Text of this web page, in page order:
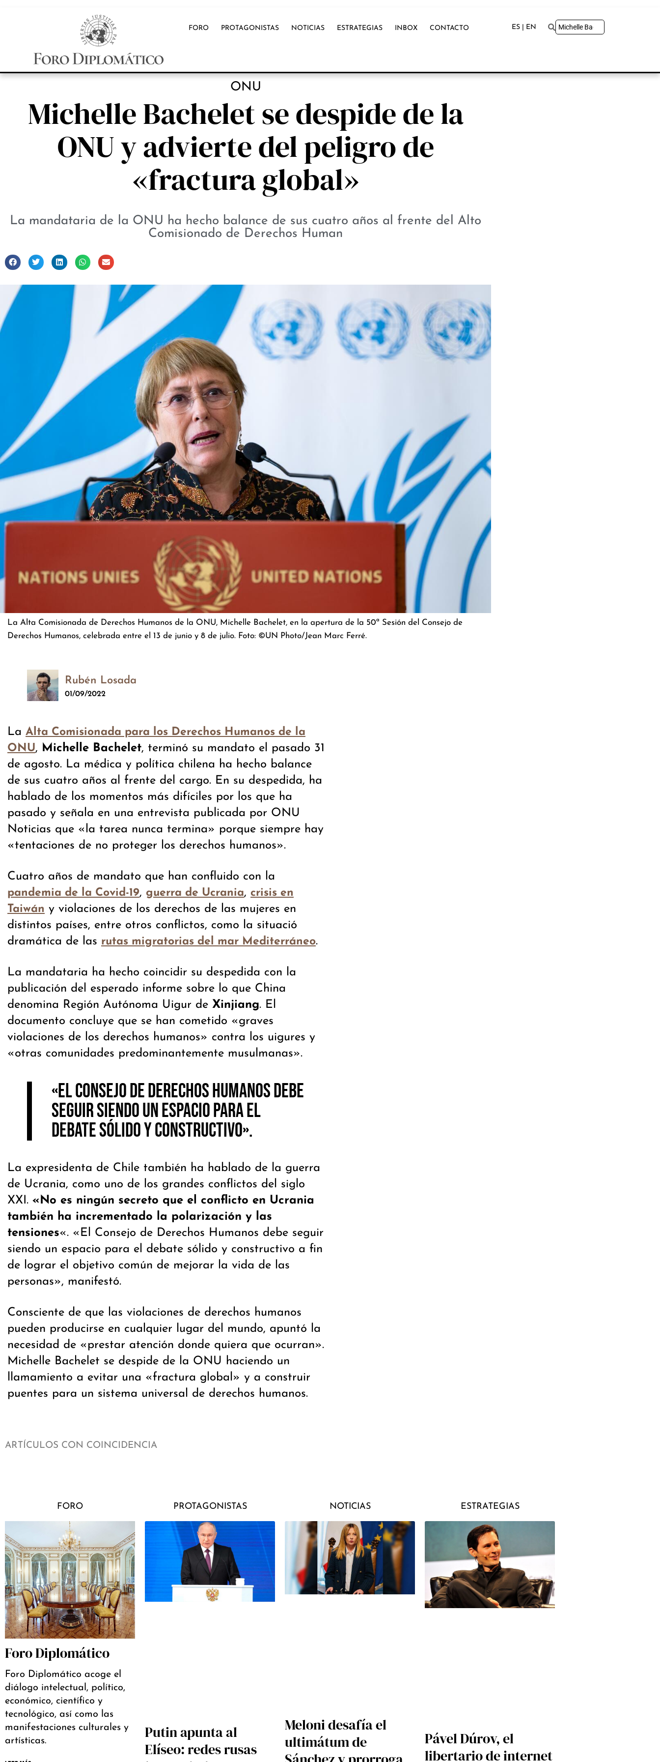
FORO PROTAGONISTAS NOTICIAS ESTRATEGIAS INBOX CONTACTO ES | EN
ONU
Michelle Bachelet se despide de la
ONU y advierte del peligro de
«fractura global»
La mandataria de la ONU ha hecho balance de sus cuatro años al frente del Alto
Comisionado de Derechos Human
La Alta Comisionada de Derechos Humanos de la ONU, Michelle Bachelet, en la apertura de la 50ª Sesión del Consejo de
Derechos Humanos, celebrada entre el 13 de junio y 8 de julio. Foto: ©UN Photo/Jean Marc Ferré.
Rubén Losada
01/09/2022
La Alta Comisionada para los Derechos Humanos de la
ONU, Michelle Bachelet, terminó su mandato el pasado 31
de agosto. La médica y política chilena ha hecho balance
de sus cuatro años al frente del cargo. En su despedida, ha
hablado de los momentos más difíciles por los que ha
pasado y señala en una entrevista publicada por ONU
Noticias que «la tarea nunca termina» porque siempre hay
«tentaciones de no proteger los derechos humanos».
Cuatro años de mandato que han confluido con la
pandemia de la Covid-19, guerra de Ucrania, crisis en
Taiwán y violaciones de los derechos de las mujeres en
distintos países, entre otros conflictos, como la situació
dramática de las rutas migratorias del mar Mediterráneo.
La mandataria ha hecho coincidir su despedida con la
publicación del esperado informe sobre lo que China
denomina Región Autónoma Uigur de Xinjiang. El
documento concluye que se han cometido «graves
violaciones de los derechos humanos» contra los uigures y
«otras comunidades predominantemente musulmanas».
«El Consejo de Derechos Humanos debe
seguir siendo un espacio para el
debate sólido y constructivo».
La expresidenta de Chile también ha hablado de la guerra
de Ucrania, como uno de los grandes conflictos del siglo
XXI. «No es ningún secreto que el conflicto en Ucrania
también ha incrementado la polarización y las
tensiones«. «El Consejo de Derechos Humanos debe seguir
siendo un espacio para el debate sólido y constructivo a fin
de lograr el objetivo común de mejorar la vida de las
personas», manifestó.
Consciente de que las violaciones de derechos humanos
pueden producirse en cualquier lugar del mundo, apuntó la
necesidad de «prestar atención donde quiera que ocurran».
Michelle Bachelet se despide de la ONU haciendo un
llamamiento a evitar una «fractura global» y a construir
puentes para un sistema universal de derechos humanos.
ARTÍCULOS CON COINCIDENCIA
FORO
Foro Diplomático
Foro Diplomático acoge el
diálogo intelectual, político,
económico, científico y
tecnológico, así como las
manifestaciones culturales y
artísticas.
PROTAGONISTAS
Putin apunta al
Elíseo: redes rusas
NOTICIAS
Meloni desafía el
ultimátum de
ESTRATEGIAS
Pável Dúrov, el
libertario de internet